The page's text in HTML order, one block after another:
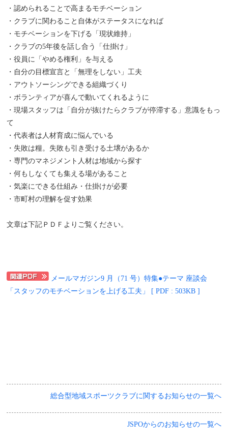
・認められることで高まるモチベーション
・クラブに関わること自体がステータスになれば
・モチベーションを下げる「現状維持」
・クラブの5年後を話し合う「仕掛け」
・役員に「やめる権利」を与える
・自分の目標宣言と「無理をしない」工夫
・アウトソーシングできる組織づくり
・ボランティアが喜んで動いてくれるように
・現場スタッフは「自分が抜けたらクラブが停滞する」意識をもっ
て
・代表者は人材育成に悩んでいる
・失敗は糧。失敗も引き受ける土壌があるか
・専門のマネジメント人材は地域から探す
・何もしなくても集える場があること
・気楽にできる仕組み・仕掛けが必要
・市町村の理解を促す効果
文章は下記ＰＤＦよりご覧ください。
メールマガジン9 月（71 号）特集●テーマ 座談会
「スタッフのモチベーションを上げる工夫」 [ PDF : 503KB ]
総合型地域スポーツクラブに関するお知らせの一覧へ
JSPOからのお知らせの一覧へ